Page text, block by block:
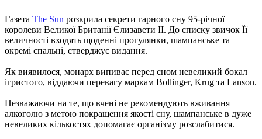
Газета The Sun розкрила секрети гарного сну 95-річної
королеви Великої Британії Єлизавети II. До списку звичок Її
величності входять щоденні прогулянки, шампанське та
окремі спальні, стверджує видання.
Як виявилося, монарх випиває перед сном невеликий бокал
ігристого, віддаючи перевагу маркам Bollinger, Krug та Lanson.
Незважаючи на те, що вчені не рекомендують вживання
алкоголю з метою покращення якості сну, шампанське в дуже
невеликих кількостях допомагає організму розслабитися.